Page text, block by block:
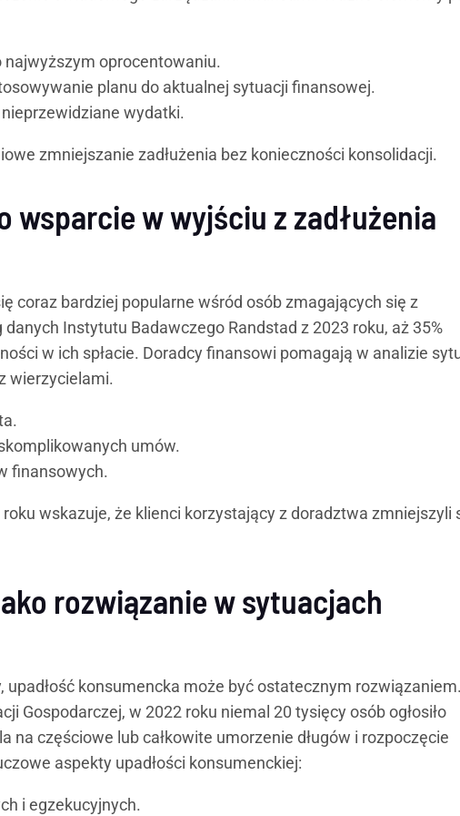
najwyższym oprocentowaniu.
planu do aktualnej sytuacji finansowej.
wydatki.
zmniejszanie zadłużenia bez konieczności konsolidacji.
wsparcie w wyjściu z zadłużenia
coraz bardziej popularne wśród osób zmagających się z
Instytutu Badawczego Randstad z 2023 roku, aż 35%
w ich spłacie. Doradcy finansowi pomagają w analizie
wierzycielami.
umów.
finansowych.
wskazuje, że klienci korzystający z doradztwa zmniejszyli
rozwiązanie w sytuacjach
upadłość konsumencka może być ostatecznym rozwiązaniem.
Gospodarczej, w 2022 roku niemal 20 tysięcy osób ogłosiło
na częściowe lub całkowite umorzenie długów i rozpoczęcie
aspekty upadłości konsumenckiej:
i egzekucyjnych.